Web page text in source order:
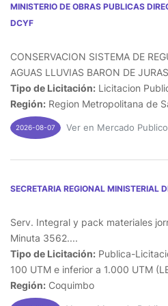
MINISTERIO DE OBRAS PUBLICAS
DCYF
CONSERVACION SISTEMA DE
AGUAS LLUVIAS BARON DE
Tipo de Licitación: Licitacion
Región: Region Metropolitana de
2026-08-07 Ver en Mercado Publico
SECRETARIA REGIONAL MINISTERIAL
Serv. Integral y pack materiales
Minuta 3562....
Tipo de Licitación: Publica-
100 UTM e inferior a 1.000 UTM
Región: Coquimbo